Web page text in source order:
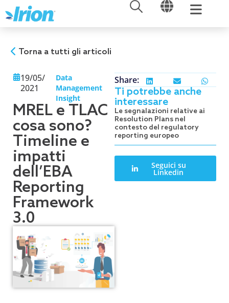
al
contenuto
APRI APRI
Torna a tutti gli articoli
19/05/
2021
Data
Management
Insight
MREL e TLAC
cosa sono?
Timeline e
impatti
dell’EBA
Reporting
Framework
3.0
Share:
Ti potrebbe anche
interessare
Le segnalazioni relative ai
Resolution Plans nel
contesto del regulatory
reporting europeo
Seguici su
Linkedin